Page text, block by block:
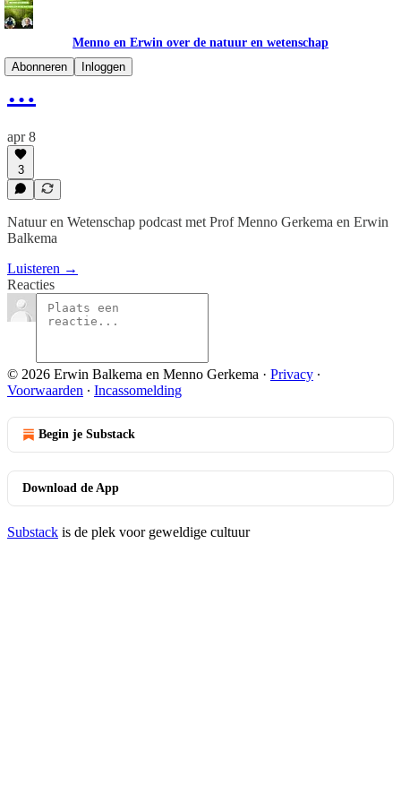
Menno en Erwin over de natuur en wetenschap
Abonneren
Inloggen
…
apr 8
3
Natuur en Wetenschap podcast met Prof Menno Gerkema en Erwin
Balkema
Luisteren →
Reacties
© 2026 Erwin Balkema en Menno Gerkema · Privacy ∙
Voorwaarden ∙ Incassomelding
Begin je Substack
Download de App
Substack is de plek voor geweldige cultuur